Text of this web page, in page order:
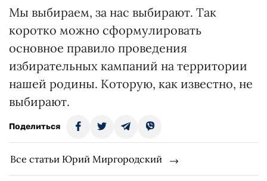
Мы выбираем, за нас выбирают. Так
коротко можно сформулировать
основное правило проведения
избирательных кампаний на территории
нашей родины. Которую, как известно, не
выбирают.
Поделиться
Все статьи Юрий Миргородский